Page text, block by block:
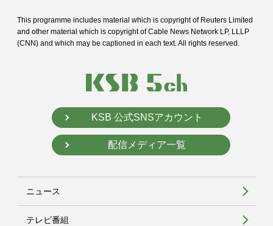
This programme includes material which is copyright of Reuters Limited
and other material which is copyright of Cable News Network LP, LLLP
(CNN) and which may be captioned in each text. All rights reserved.
KSB 公式SNSアカウント
配信メディア一覧
ニュース
テレビ番組